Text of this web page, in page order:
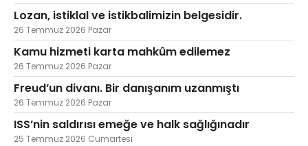
Lozan, istiklal ve istikbalimizin belgesidir.
26 Temmuz 2026 Pazar
Kamu hizmeti karta mahkûm edilemez
26 Temmuz 2026 Pazar
Freud’un divanı. Bir danışanım uzanmıştı
26 Temmuz 2026 Pazar
ISS’nin saldırısı emeğe ve halk sağlığınadır
25 Temmuz 2026 Cumartesi